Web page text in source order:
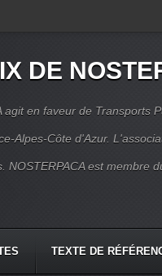
DE
agit en faveur de Transports
Alpes-Côte d'Azur.
NOSTERPACA est membre
TEXTE DE